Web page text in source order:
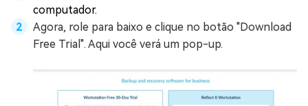
computador.
Agora, role para baixo e clique no botão "Download
Free Trial". Aqui você verá um pop-up.